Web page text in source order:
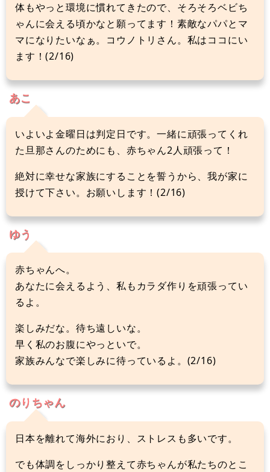
体もやっと環境に慣れてきたので、そろそろベビち
ゃんに会える頃かなと願ってます！素敵なパパとマ
マになりたいなぁ。コウノトリさん。私はココにい
ます！(2/16)
あこ
いよいよ金曜日は判定日です。一緒に頑張ってくれ
た旦那さんのためにも、赤ちゃん2人頑張って！
絶対に幸せな家族にすることを誓うから、我が家に
授けて下さい。お願いします！(2/16)
ゆう
赤ちゃんへ。
あなたに会えるよう、私もカラダ作りを頑張ってい
るよ。
楽しみだな。待ち遠しいな。
早く私のお腹にやっといで。
家族みんなで楽しみに待っているよ。(2/16)
のりちゃん
日本を離れて海外におり、ストレスも多いです。
でも体調をしっかり整えて赤ちゃんが私たちのとこ